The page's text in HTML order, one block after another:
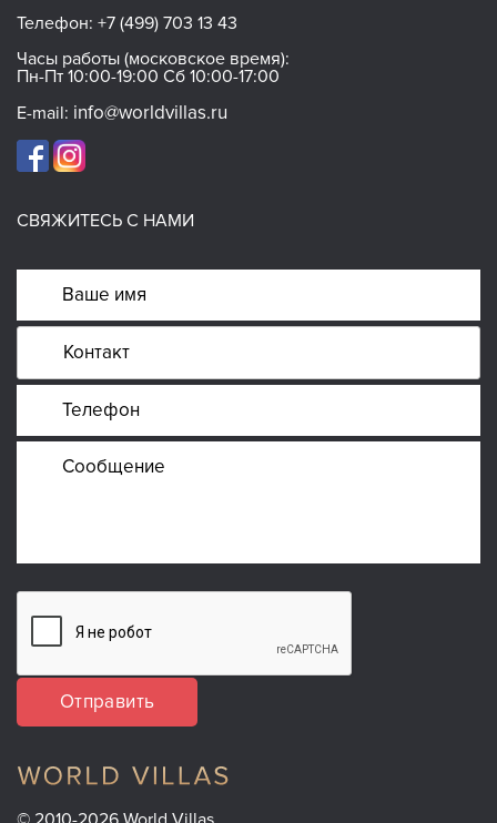
Телефон: +7 (499) 703 13 43
Часы работы (московское время):
Пн-Пт 10:00-19:00 Сб 10:00-17:00
E-mail: info@worldvillas.ru
СВЯЖИТЕСЬ С НАМИ
Отправить